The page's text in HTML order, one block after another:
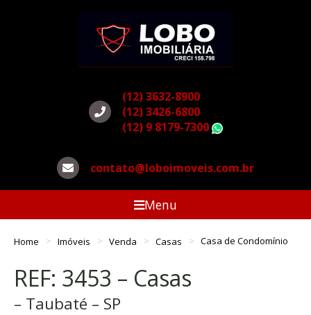
(12) 3632-8900
(12) 3426-6800
(12) 9 8179-7300
contato@loboimoveis.com.br
Menu
Home Imóveis Venda Casas Casa de Condomínio
REF: 3453 – Casas
– Taubaté – SP